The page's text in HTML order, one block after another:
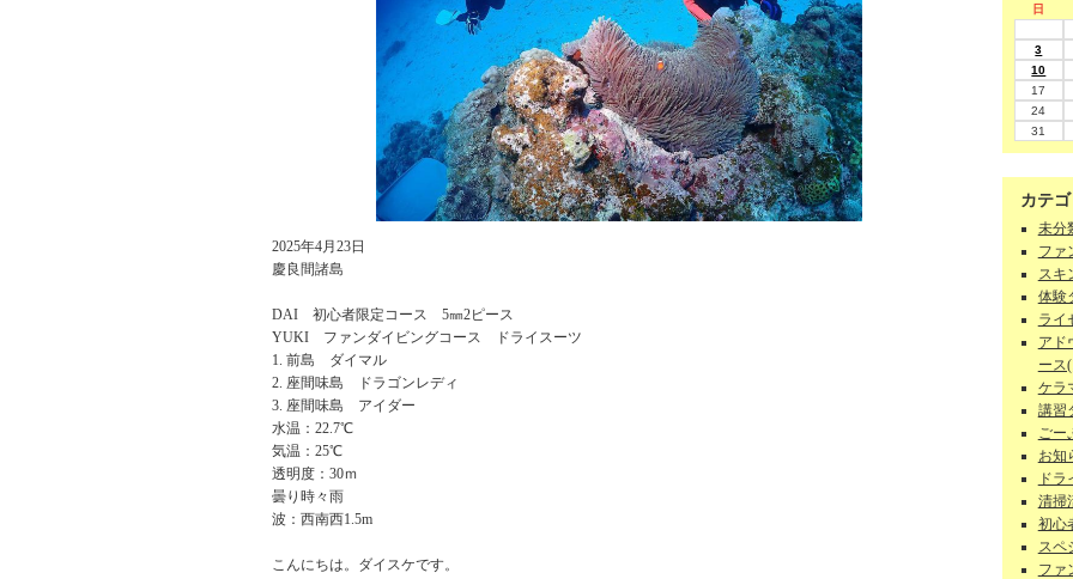
2025年4月23日
慶良間諸島
DAI 初心者限定コース 5㎜2ピース
YUKI ファンダイビングコース ドライスーツ
前島 ダイマル
座間味島 ドラゴンレディ
座間味島 アイダー
水温：22.7℃
気温：25℃
透明度：30ｍ
曇り時々雨
波：西南西1.5m
こんにちは。ダイスケです。
日
3
10
17
24
31
カテゴ
未分
ファ
スキ
体験
ライ
アド
ース
ケラ
講習
ごー
お知
ド
清掃
初心
スペ
ファ